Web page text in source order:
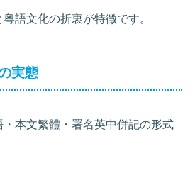
語文化の折衷が特徴です。
実態
本文繁體・署名英中併記の形式